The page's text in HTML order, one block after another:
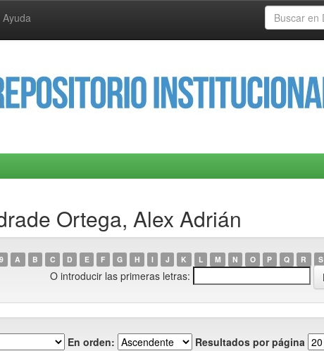
Ayuda
Ortega, Alex Adrián
A B C D E F G H I J K L M N O P Q R S
O introducir las primeras letras:
En orden: Resultados por página